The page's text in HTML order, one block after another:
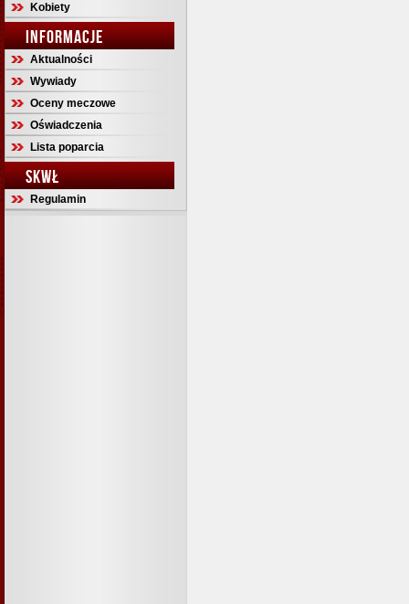
Kobiety
INFORMACJE
Aktualności
Wywiady
Oceny meczowe
Oświadczenia
Lista poparcia
SKWŁ
Regulamin